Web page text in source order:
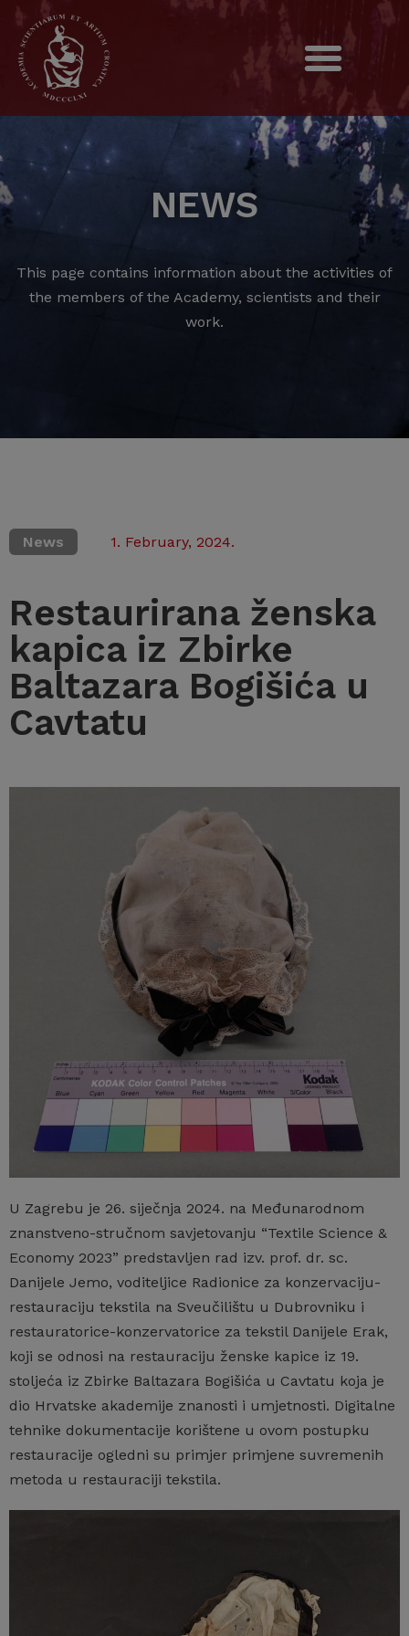
NEWS
This page contains information about the activities of
the members of the Academy, scientists and their
work.
News 1. February, 2024.
Restaurirana ženska
kapica iz Zbirke
Baltazara Bogišića u
Cavtatu
U Zagrebu je 26. siječnja 2024. na Međunarodnom
znanstveno-stručnom savjetovanju “Textile Science &
Economy 2023” predstavljen rad izv. prof. dr. sc.
Danijele Jemo, voditeljice Radionice za konzervaciju-
restauraciju tekstila na Sveučilištu u Dubrovniku i
restauratorice-konzervatorice za tekstil Danijele Erak,
koji se odnosi na restauraciju ženske kapice iz 19.
stoljeća iz Zbirke Baltazara Bogišića u Cavtatu koja je
dio Hrvatske akademije znanosti i umjetnosti. Digitalne
tehnike dokumentacije korištene u ovom postupku
restauracije ogledni su primjer primjene suvremenih
metoda u restauraciji tekstila.